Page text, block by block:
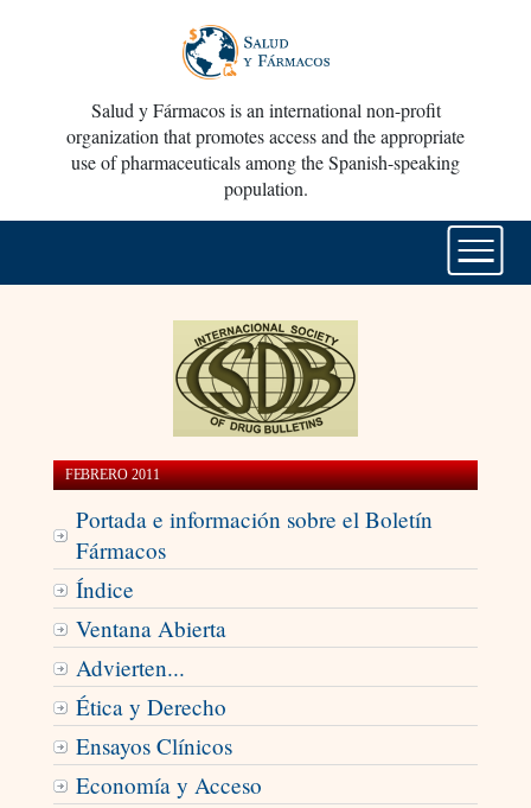
Salud y Fármacos is an international non-profit
organization that promotes access and the appropriate
use of pharmaceuticals among the Spanish-speaking
population.
FEBRERO 2011
Portada e información sobre el Boletín
Fármacos
Índice
Ventana Abierta
Advierten...
Ética y Derecho
Ensayos Clínicos
Economía y Acceso